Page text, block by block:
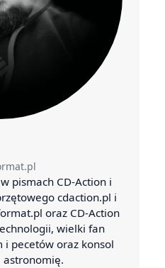
pismach CD-Action i
cdaction.pl i
oraz CD-Action
wielki fan
pecetów oraz konsol
astronomię.